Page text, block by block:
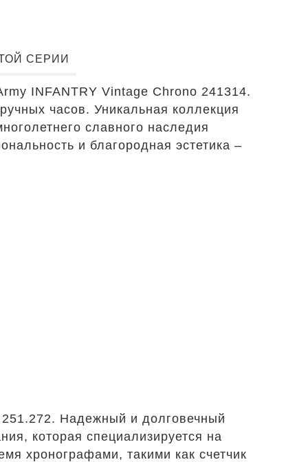
СЕРИИ
INFANTRY Vintage Chrono 241314.
часов. Уникальная коллекция
славного наследия
и благородная эстетика –
Надежный и долговечный
которая специализируется на
хронографами, такими как счетчик